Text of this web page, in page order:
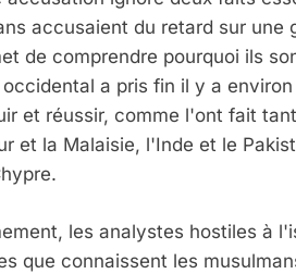
accusaient du retard sur une
de comprendre pourquoi ils
a pris fin il y a
et réussir, comme l'ont fait
et la Malaisie, l'Inde et le
les analystes hostiles à
que connaissent les